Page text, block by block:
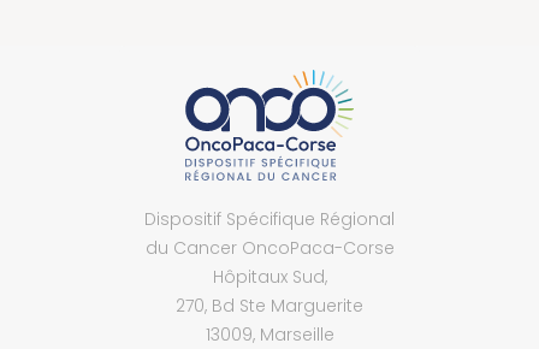
Dispositif Spécifique Régional
du Cancer OncoPaca-Corse
Hôpitaux Sud,
270, Bd Ste Marguerite
13009, Marseille